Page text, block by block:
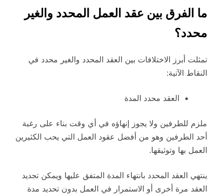
ما الفرق بين عقد العمل المحدد والغير
محدد؟
تمثلت أبرز الاختلافات بين العقد المحدد والغير محدد في
النقاط الآتية:
العقد محدد المدة
ملزم للطرفين ولا يجوز إنهاؤه في أي وقت بناء على رغبة
أحد الطرفين وهو من أفضل عقود العمل التي يحب الكثيرين
العمل بها وتوثيقها.
ينتهي العقد المحدد بانتهاء المدة المتفق عليها ويمكن تجديد
العقد مرة أخرى أو الاستمرار في العمل بدون تحديد مدة